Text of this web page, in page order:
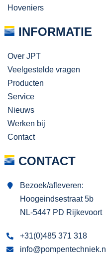
Hoveniers
INFORMATIE
Over JPT
Veelgestelde vragen
Producten
Service
Nieuws
Werken bij
Contact
CONTACT
Bezoek/afleveren:
Hoogeindsestraat 5b
NL-5447 PD Rijkevoort
+31(0)485 371 318
info@pompentechniek.nl